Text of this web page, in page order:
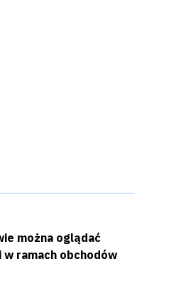
można oglądać
ramach obchodów